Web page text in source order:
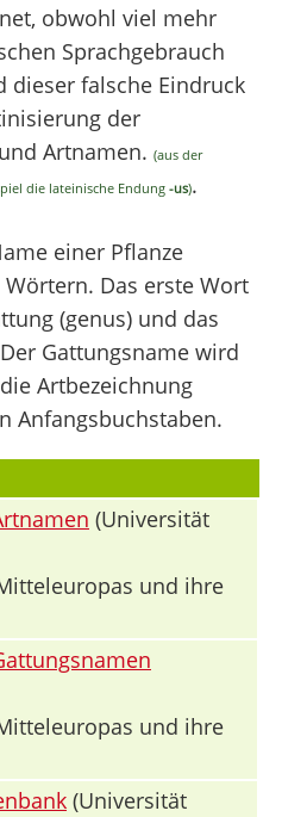
obwohl viel mehr
Sprachgebrauch
dieser falsche Eindruck
der
Artnamen. (aus der
die lateinische Endung -us).
einer Pflanze
Das erste Wort
(genus) und das
Gattungsname wird
Artbezeichnung
Anfangsbuchstaben.
(Universität
und ihre
und ihre
(Universität